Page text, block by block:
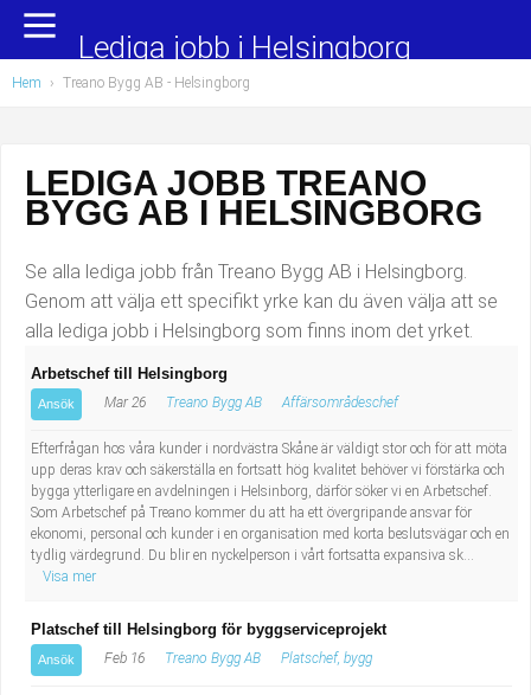
Yrkesområden
Administration, ekonomi, juridik
Chefer och verksamhetsledare
Data/IT
Försäljning, inköp, marknadsföring
Hantverksyrken
Hotell, restaurang, storhushåll
Hälso- och sjukvård
Industriell tillverkning
Kropps- och skönhetsvård
Populära jobb
Undersköterska, hemtjänst och äldreboende
Barnskötare
Lärare i förskola/Förskollärare
Lagerarbetare
Bussförare/Busschaufför
Elevassistent
Personlig assistent
Behandlingsassistent/Socialpedagog
Budbilsförare
Lediga jobb i Helsingborg
Hem › Treano Bygg AB - Helsingborg
LEDIGA JOBB TREANO
BYGG AB I HELSINGBORG
Se alla lediga jobb från Treano Bygg AB i Helsingborg.
Genom att välja ett specifikt yrke kan du även välja att se
alla lediga jobb i Helsingborg som finns inom det yrket.
Arbetschef till Helsingborg
Ansök Mar 26 Treano Bygg AB Affärsområdeschef
Efterfrågan hos våra kunder i nordvästra Skåne är väldigt stor och för att möta
upp deras krav och säkerställa en fortsatt hög kvalitet behöver vi förstärka och
bygga ytterligare en avdelningen i Helsinborg, därför söker vi en Arbetschef.
Som Arbetschef på Treano kommer du att ha ett övergripande ansvar för
ekonomi, personal och kunder i en organisation med korta beslutsvägar och en
tydlig värdegrund. Du blir en nyckelperson i vårt fortsatta expansiva sk...
Visa mer
Platschef till Helsingborg för byggserviceprojekt
Ansök Feb 16 Treano Bygg AB Platschef, bygg